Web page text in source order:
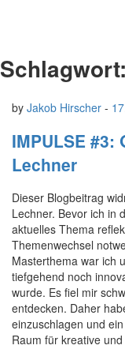
Schlagwort:
by Jakob Hirscher -
IMPULSE #3:
Lechner
Dieser Blogbeitrag
Lechner. Bevor ich in
aktuelles Thema
Themenwechsel
Masterthema war ich
tiefgehend noch
wurde. Es fiel mir
entdecken. Daher
einzuschlagen und
Raum für kreative